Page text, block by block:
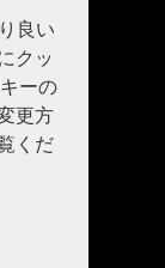
良い
クッ
ーの
更方
くだ